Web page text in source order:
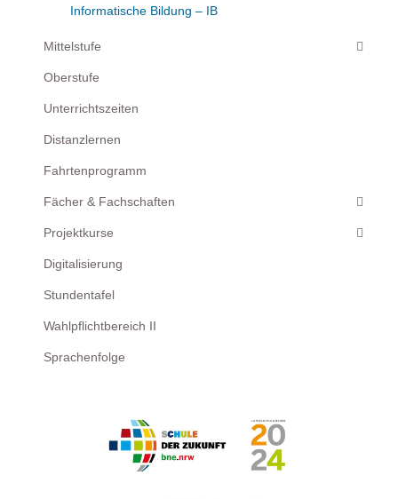
Informatische Bildung – IB
Mittelstufe
Oberstufe
Unterrichtszeiten
Distanzlernen
Fahrtenprogramm
Fächer & Fachschaften
Projektkurse
Digitalisierung
Stundentafel
Wahlpflichtbereich II
Sprachenfolge